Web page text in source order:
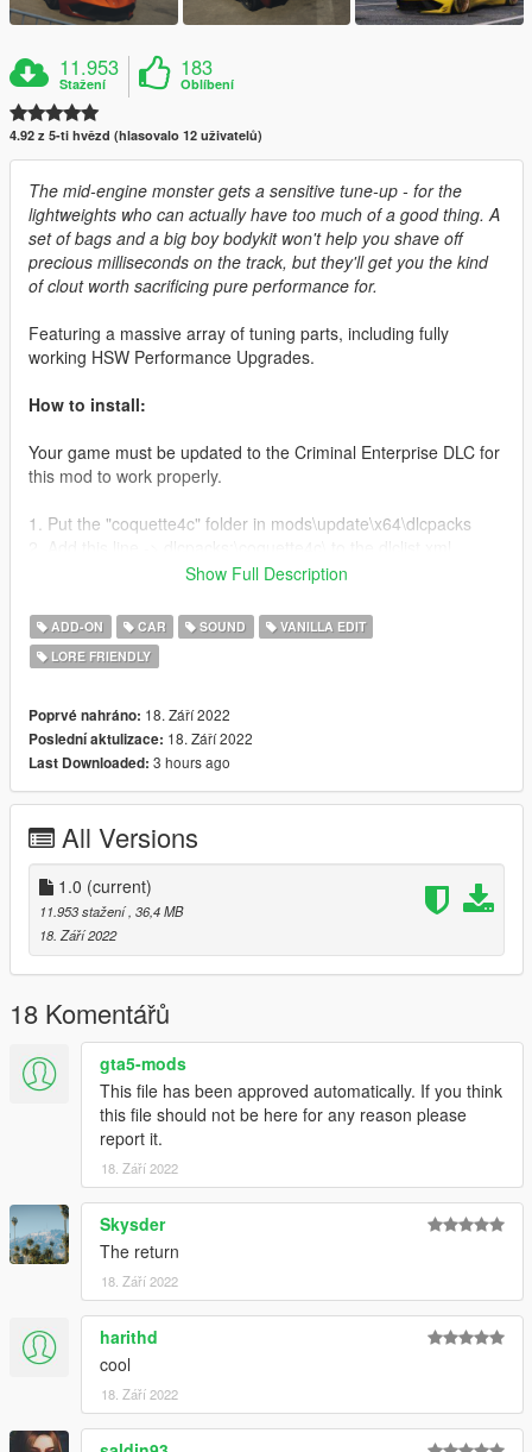
11.953
Stažení
183
Oblíbení
4.92 z 5-ti hvězd (hlasovalo 12 uživatelů)
The mid-engine monster gets a sensitive tune-up - for the
lightweights who can actually have too much of a good thing. A
set of bags and a big boy bodykit won't help you shave off
precious milliseconds on the track, but they'll get you the kind
of clout worth sacrificing pure performance for.
Featuring a massive array of tuning parts, including fully
working HSW Performance Upgrades.
How to install:
Your game must be updated to the Criminal Enterprise DLC for
this mod to work properly.
1. Put the "coquette4c" folder in mods\update\x64\dlcpacks
(mods\update\update.rpf\common\data)
Spawn name: coquette4c
Credits:
LamboFreak- Modelling, porting, sounds, handling
Dani02- Add-on, QA Testing
GTA GFX- Vectorized HSW logo, which I used to recreate the
MyCrystals!- Description
Show Full Description
ADD-ON CAR SOUND
VANILLA EDIT
LORE FRIENDLY
Poprvé nahráno: 18. Září 2022
Poslední aktulizace: 18. Září 2022
Last Downloaded: 3 hours ago
All Versions
1.0 (current)
11.953 stažení , 36,4 MB
18. Září 2022
18 Komentářů
gta5-mods
This file has been approved automatically. If you think
this file should not be here for any reason please
report it.
18. Září 2022
Skysder
The return
18. Září 2022
harithd
cool
18. Září 2022